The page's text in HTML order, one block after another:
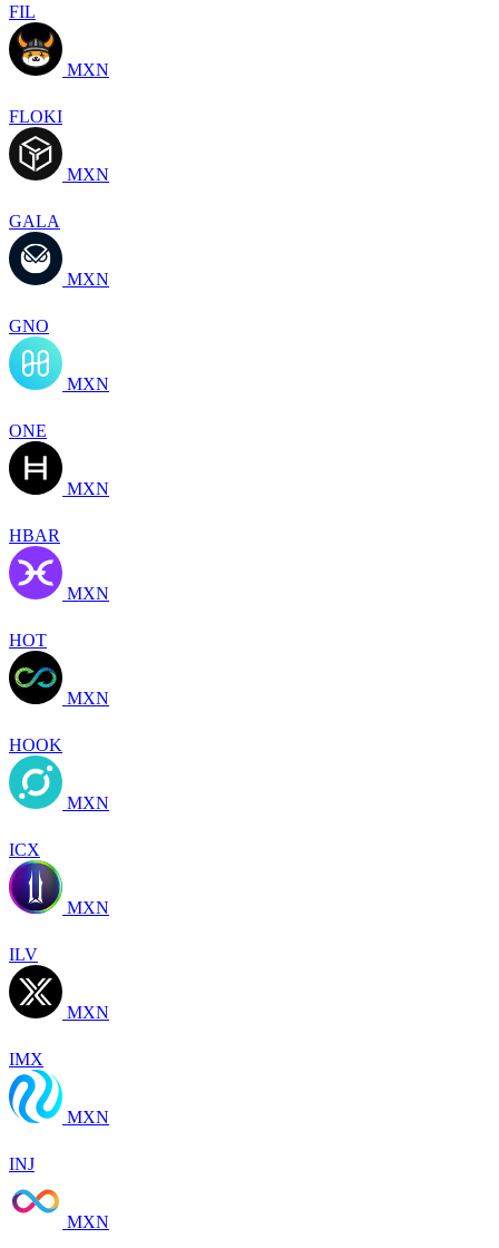
FIL
MXN
FLOKI
MXN
GALA
MXN
GNO
MXN
ONE
MXN
HBAR
MXN
HOT
MXN
HOOK
MXN
ICX
MXN
ILV
MXN
IMX
MXN
INJ
MXN